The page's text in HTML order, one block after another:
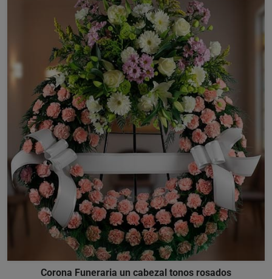
Corona Funeraria un cabezal tonos rosados